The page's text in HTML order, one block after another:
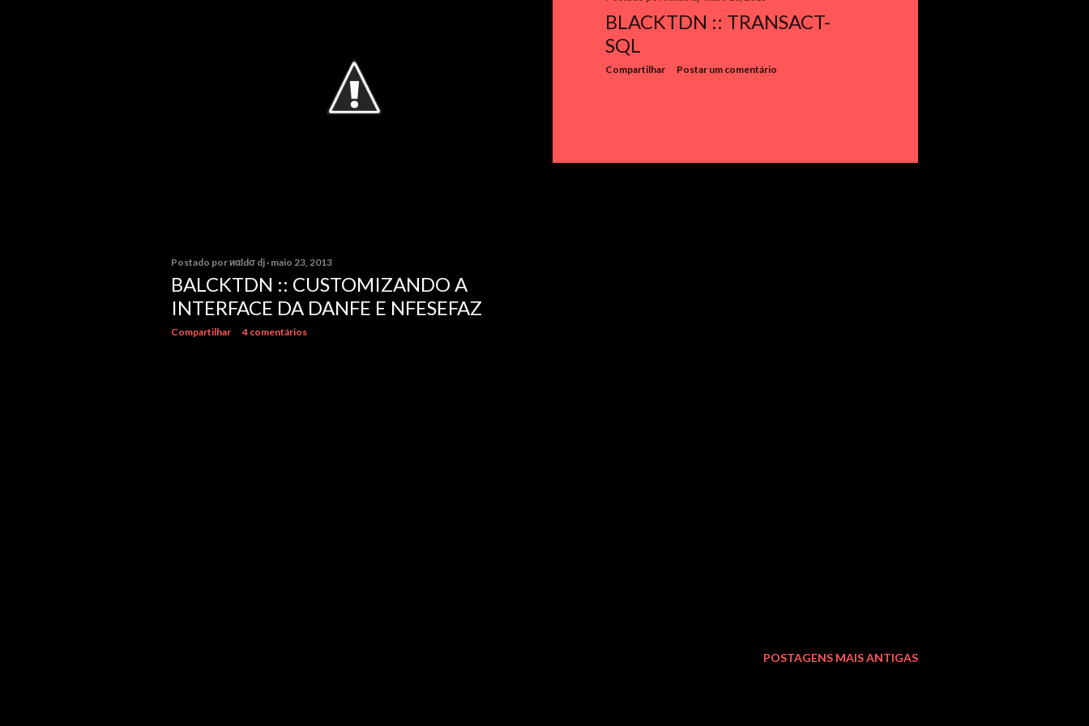
Postado por иαldσ dj maio 23, 2013
BALCKTDN :: CUSTOMIZANDO A
INTERFACE DA DANFE E NFESEFAZ
Compartilhar 4 comentários
BLACKTDN :: TRANSACT-
SQL
Compartilhar Postar um comentário
POSTAGENS MAIS ANTIGAS